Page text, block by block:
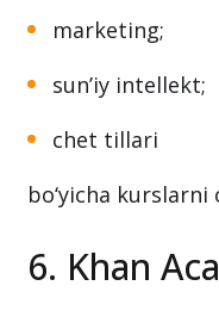
marketing;
sun’iy intellekt;
chet tillari
bo‘yicha
6. Khan